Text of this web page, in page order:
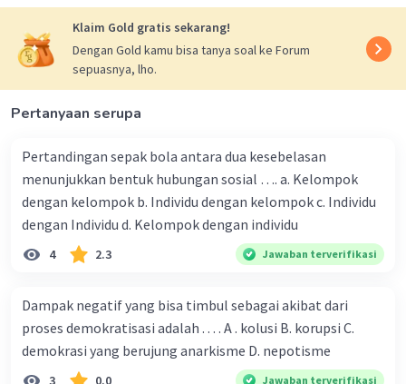
Klaim Gold gratis sekarang!
Dengan Gold kamu bisa tanya soal ke Forum
sepuasnya, lho.
Pertanyaan serupa
Pertandingan sepak bola antara dua kesebelasan
menunjukkan bentuk hubungan sosial …. a. Kelompok
dengan kelompok b. Individu dengan kelompok c. Individu
dengan Individu d. Kelompok dengan individu
4 2.3 Jawaban terverifikasi
Dampak negatif yang bisa timbul sebagai akibat dari
proses demokratisasi adalah . . . . A . kolusi B. korupsi C.
demokrasi yang berujung anarkisme D. nepotisme
3 0.0 Jawaban terverifikasi